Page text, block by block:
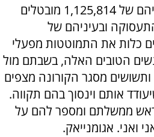
בנימין נתניהו מביט בעיניהם של 1,125,814 מובטלים
ובעיניהם של
כלות את התמוטטות מפעלי
הטובים האלה, בשבתם מול
ותשושים מסגר הקורונה מצפים
אותם וינסוך בהם תקווה.
ממשלתם ומספר להם על
ואני. אגומנייאק.